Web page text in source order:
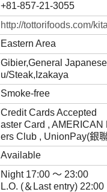
+81-857-21-3055
http://tottorifoods.com/
Eastern Area
Gibier,General
u/Steak,Izakaya
Smoke-free
Credit Cards Accepted
aster Card ,
ers Club , UnionPay(銀
Available
Night 17:00 ～ 23:00
L.O. (＆Last entry) 22:00